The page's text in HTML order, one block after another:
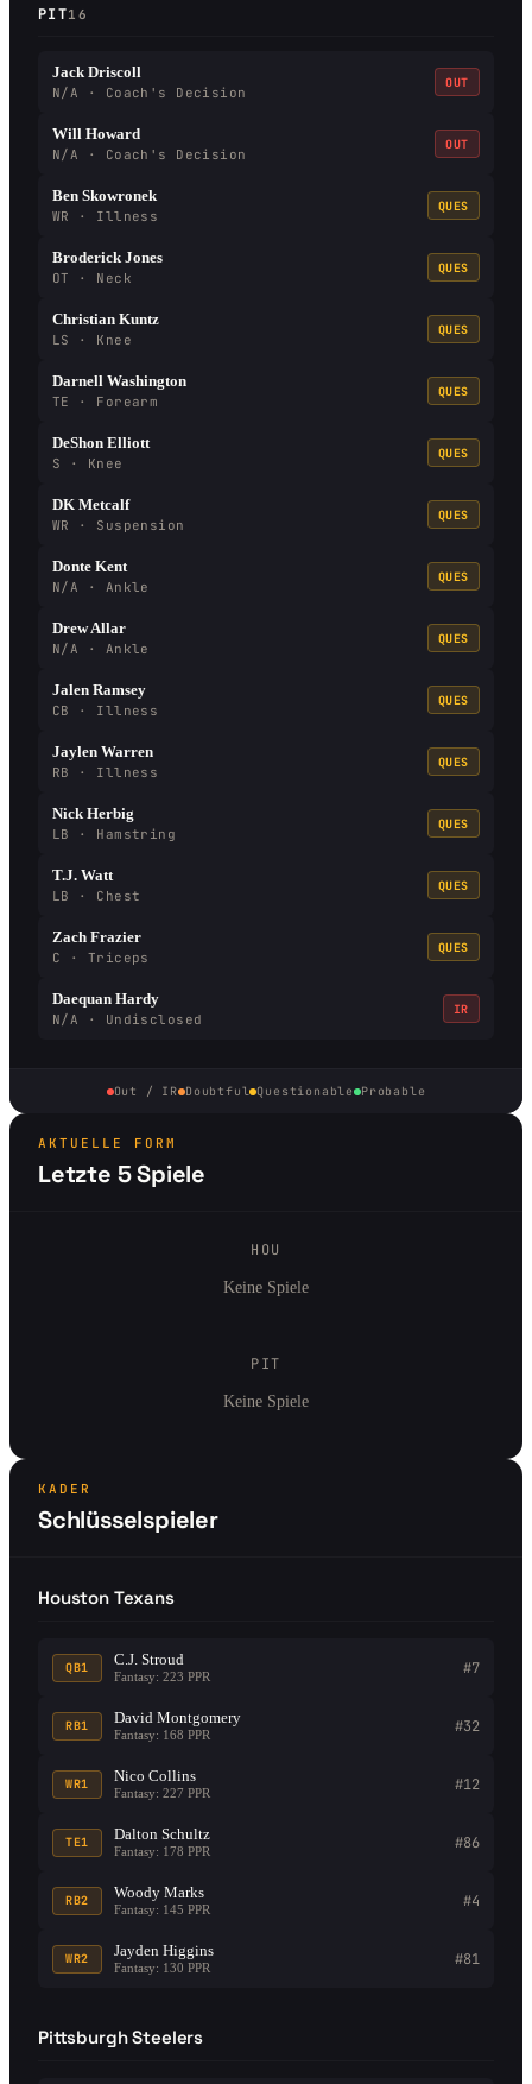
PIT16
Jack Driscoll
N/A · Coach's Decision
OUT
Will Howard
N/A · Coach's Decision
OUT
Ben Skowronek
WR · Illness
QUES
Broderick Jones
OT · Neck
QUES
Christian Kuntz
LS · Knee
QUES
Darnell Washington
TE · Forearm
QUES
DeShon Elliott
S · Knee
QUES
DK Metcalf
WR · Suspension
QUES
Donte Kent
N/A · Ankle
QUES
Drew Allar
N/A · Ankle
QUES
Jalen Ramsey
CB · Illness
QUES
Jaylen Warren
RB · Illness
QUES
Nick Herbig
LB · Hamstring
QUES
T.J. Watt
LB · Chest
QUES
Zach Frazier
C · Triceps
QUES
Daequan Hardy
N/A · Undisclosed
IR
Out / IR Doubtful Questionable Probable
AKTUELLE FORM
Letzte 5 Spiele
HOU
Keine Spiele
PIT
Keine Spiele
KADER
Schlüsselspieler
Houston Texans
QB1 C.J. Stroud
Fantasy: 223 PPR #7
RB1 David Montgomery
Fantasy: 168 PPR #32
WR1 Nico Collins
Fantasy: 227 PPR #12
TE1 Dalton Schultz
Fantasy: 178 PPR #86
RB2 Woody Marks
Fantasy: 145 PPR #4
WR2 Jayden Higgins
Fantasy: 130 PPR #81
Pittsburgh Steelers